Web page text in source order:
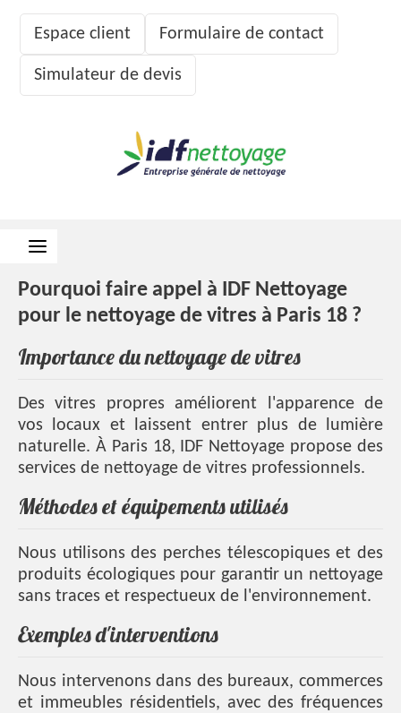
Espace client Formulaire de contact
Simulateur de devis
Pourquoi faire appel à IDF Nettoyage
pour le nettoyage de vitres à Paris 18 ?
Importance du nettoyage de vitres
Des vitres propres améliorent l'apparence de
vos locaux et laissent entrer plus de lumière
naturelle. À Paris 18, IDF Nettoyage propose des
services de nettoyage de vitres professionnels.
Méthodes et équipements utilisés
Nous utilisons des perches télescopiques et des
produits écologiques pour garantir un nettoyage
sans traces et respectueux de l'environnement.
Exemples d'interventions
Nous intervenons dans des bureaux, commerces
et immeubles résidentiels, avec des fréquences